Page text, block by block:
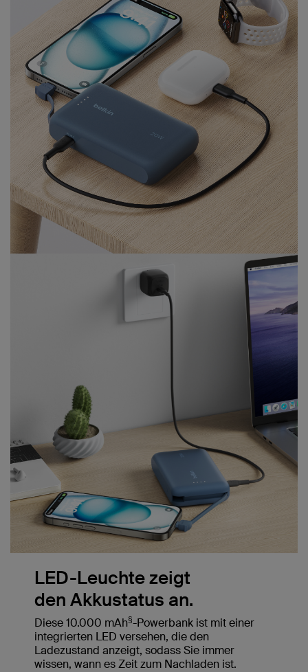
LED-Leuchte zeigt
den Akkustatus an.
Diese 10.000 mAh§-Powerbank ist mit einer
integrierten LED versehen, die den
Ladezustand anzeigt, sodass Sie immer
wissen, wann es Zeit zum Nachladen ist.